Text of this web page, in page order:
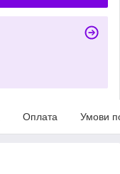
Оплата Умови